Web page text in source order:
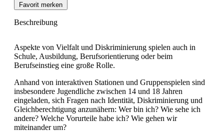
Favorit merken
Beschreibung
Aspekte von Vielfalt und Diskriminierung spielen auch in
Schule, Ausbildung, Berufsorientierung oder beim
Berufseinstieg eine große Rolle.
Anhand von interaktiven Stationen und Gruppenspielen sind
insbesondere Jugendliche zwischen 14 und 18 Jahren
eingeladen, sich Fragen nach Identität, Diskriminierung und
Gleichberechtigung anzunähern: Wer bin ich? Wie sehe ich
andere? Welche Vorurteile habe ich? Wie gehen wir
miteinander um?